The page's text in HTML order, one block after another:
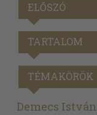
ELŐSZÓ
TARTALOM
TÉMAKÖRÖK
Demecs István